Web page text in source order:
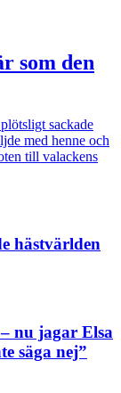
som den
sackade
med henne och
till valackens
hästvärlden
nu jagar Elsa
säga nej”